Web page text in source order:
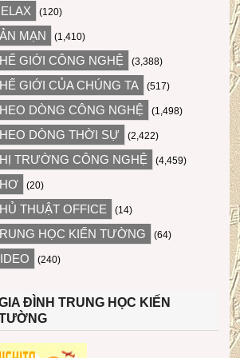
(120)
MẠN (1,410)
GIỚI CÔNG NGHỆ (3,388)
GIỚI CỦA CHÚNG TA (517)
DÒNG CÔNG NGHỆ (1,498)
DÒNG THỜI SỰ (2,422)
TRƯỜNG CÔNG NGHỆ (4,459)
(20)
THUẬT OFFICE (14)
HỌC KIẾN TƯỜNG (64)
(240)
ĐÌNH TRUNG HỌC KIẾN